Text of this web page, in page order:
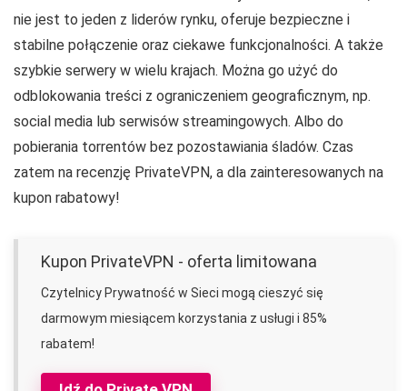
nie jest to jeden z liderów rynku, oferuje bezpieczne i
stabilne połączenie oraz ciekawe funkcjonalności. A także
szybkie serwery w wielu krajach. Można go użyć do
odblokowania treści z ograniczeniem geograficznym, np.
social media lub serwisów streamingowych. Albo do
pobierania torrentów bez pozostawiania śladów. Czas
zatem na recenzję PrivateVPN, a dla zainteresowanych na
kupon rabatowy!
Kupon PrivateVPN - oferta limitowana
Czytelnicy Prywatność w Sieci mogą cieszyć się
darmowym miesiącem korzystania z usługi i 85%
rabatem!